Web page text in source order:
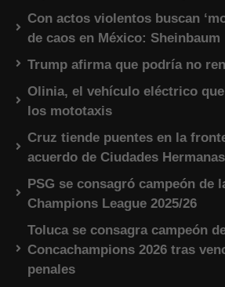
Con actos violentos buscan
de caos en México: Sheinbaum
Trump afirma que podría no
Olinia, el vehículo eléctrico
los mototaxis
Cruz tiende puentes en la
acuerdo de Ciudades
PSG se consagró campeón de
Champions League 2025/26
Toluca se consagra campeón
Concachampions 2026 tras
penales